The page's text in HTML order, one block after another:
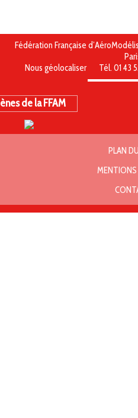
Fédération Française
Nous géolocaliser
Tél. 01
de la FFAM
PLAN
MENTIONS